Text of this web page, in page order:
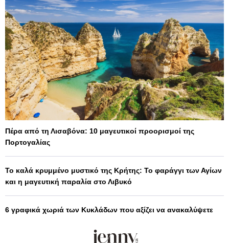
Πέρα από τη Λισαβόνα: 10 μαγευτικοί προορισμοί της
Πορτογαλίας
Το καλά κρυμμένο μυστικό της Κρήτης: Το φαράγγι των Αγίων
και η μαγευτική παραλία στο Λιβυκό
6 γραφικά χωριά των Κυκλάδων που αξίζει να ανακαλύψετε